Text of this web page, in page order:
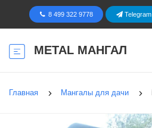
8 499 322 9778 Telegram
METAL МАНГАЛ
Главная Мангалы для дачи